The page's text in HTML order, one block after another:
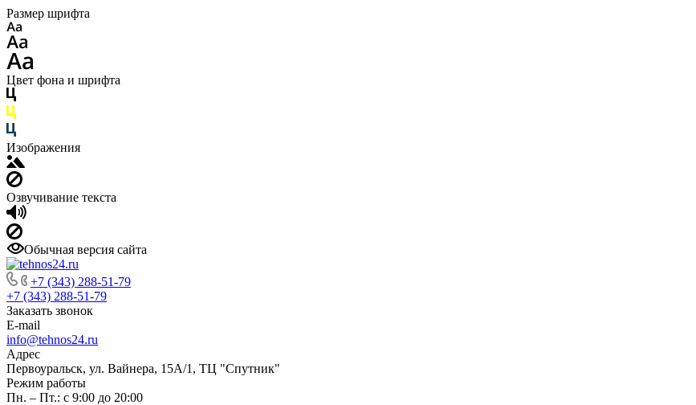
Размер шрифта
Цвет фона и шрифта
Изображения
Озвучивание текста
Обычная версия сайта
+7 (343) 288-51-79
+7 (343) 288-51-79
Заказать звонок
E-mail
info@tehnos24.ru
Адрес
Первоуральск, ул. Вайнера, 15А/1, ТЦ "Спутник"
Режим работы
Пн. – Пт.: с 9:00 до 20:00